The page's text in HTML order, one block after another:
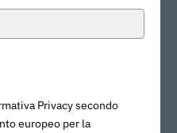
Privacy secondo
europeo per la